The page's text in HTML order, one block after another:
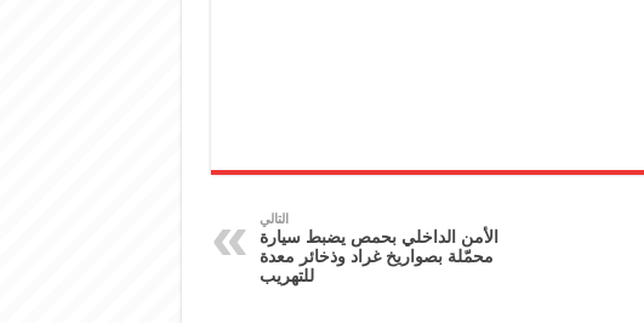
التالي
الأمن الداخلي بحمص يضبط سيارة
محمّلة بصواريخ غراد وذخائر معدة
للتهريب